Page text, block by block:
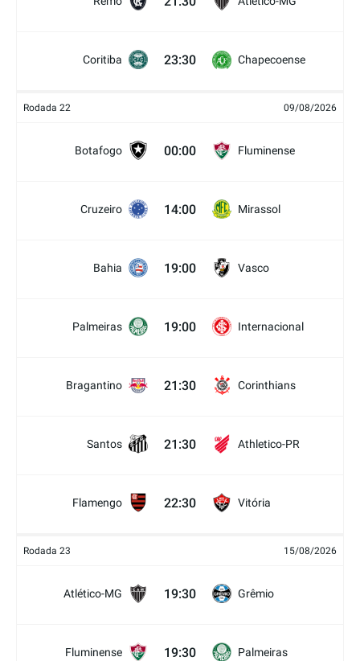
Coritiba 23:30 Chapecoense
Rodada 22 09/08/2026
Botafogo 00:00 Fluminense
Cruzeiro 14:00 Mirassol
Bahia 19:00 Vasco
Palmeiras 19:00 Internacional
Bragantino 21:30 Corinthians
Santos 21:30 Athletico-PR
Flamengo 22:30 Vitória
Rodada 23 15/08/2026
Atlético-MG 19:30 Grêmio
Fluminense 19:30 Palmeiras